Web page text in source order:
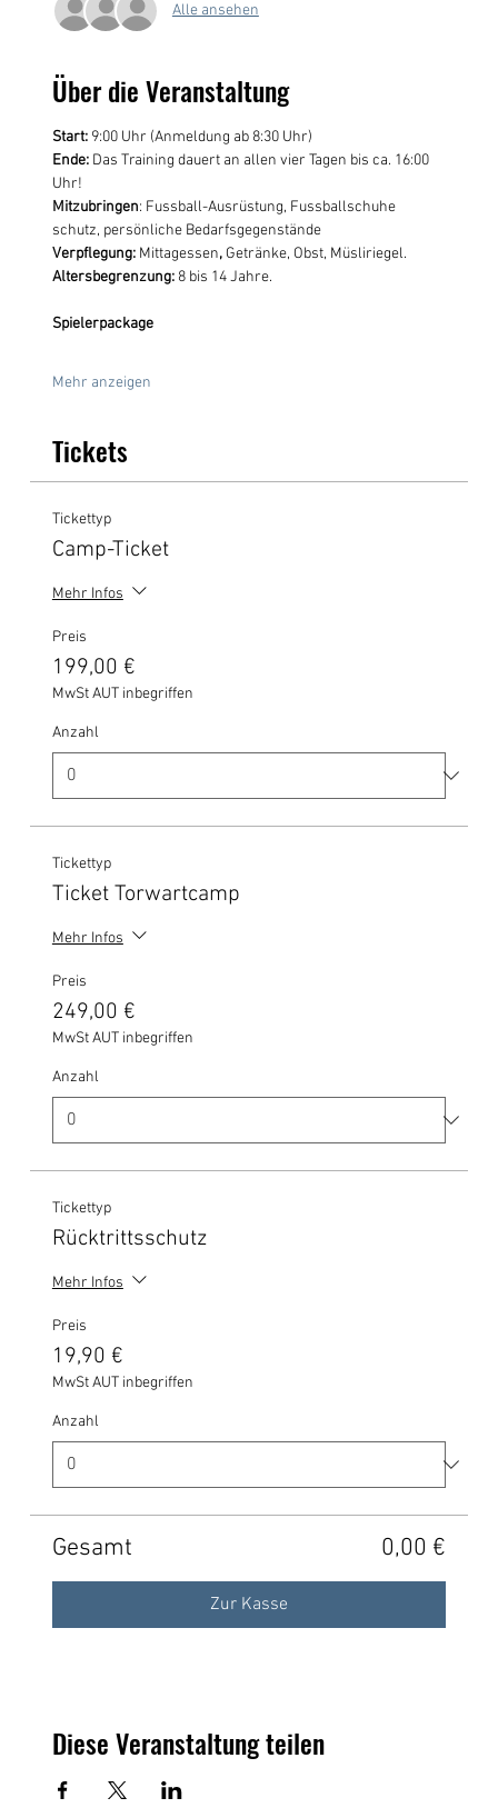
Alle ansehen
Über die Veranstaltung
Start: 9:00 Uhr (Anmeldung ab 8:30 Uhr)
Ende: Das Training dauert an allen vier Tagen bis ca. 16:00
Uhr!
Mitzubringen: Fussball-Ausrüstung, Fussballschuhe
schutz, persönliche Bedarfsgegenstände
Verpflegung: Mittagessen, Getränke, Obst, Müsliriegel.
Altersbegrenzung: 8 bis 14 Jahre.
Spielerpackage
Mehr anzeigen
Tickets
Tickettyp
Camp-Ticket
Mehr Infos
Preis
199,00 €
MwSt AUT inbegriffen
Anzahl
Tickettyp
Ticket Torwartcamp
Mehr Infos
Preis
249,00 €
MwSt AUT inbegriffen
Anzahl
Tickettyp
Rücktrittsschutz
Mehr Infos
Preis
19,90 €
MwSt AUT inbegriffen
Anzahl
Gesamt 0,00 €
Zur Kasse
Diese Veranstaltung teilen